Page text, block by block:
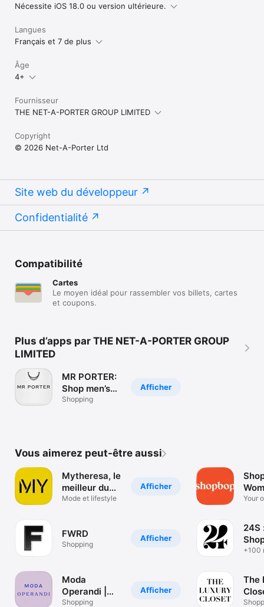
Nécessite iOS 18.0 ou version ultérieure.
Langues
Français et 7 de plus
Âge
4+
Fournisseur
THE NET-A-PORTER GROUP LIMITED
Copyright
© 2026 Net-A-Porter Ltd
Site web du développeur
Confidentialité
Compatibilité
Cartes
Le moyen idéal pour rassembler vos billets, cartes
et coupons.
Plus d’apps par THE NET-A-PORTER GROUP
LIMITED
Afficher
MR PORTER:
Shop men’s
fashion
Shopping
Vous aimerez peut-être aussi
Afficher
Mytheresa, le
meilleur du
luxe
Mode et lifestyle
Afficher
FWRD
Shopping
Afficher
Moda
Operandi |
Luxury
Shopping
Your
24S
+100
The
&